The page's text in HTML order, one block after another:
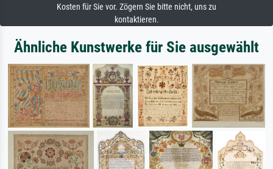
Kosten für Sie vor. Zögern Sie bitte nicht, uns zu
kontaktieren.
Ähnliche Kunstwerke für Sie ausgewählt